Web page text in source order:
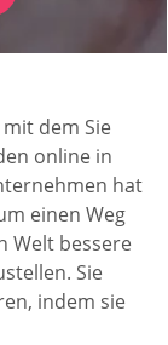
dem Sie
online in
hat
einen Weg
Welt bessere
Sie
indem sie